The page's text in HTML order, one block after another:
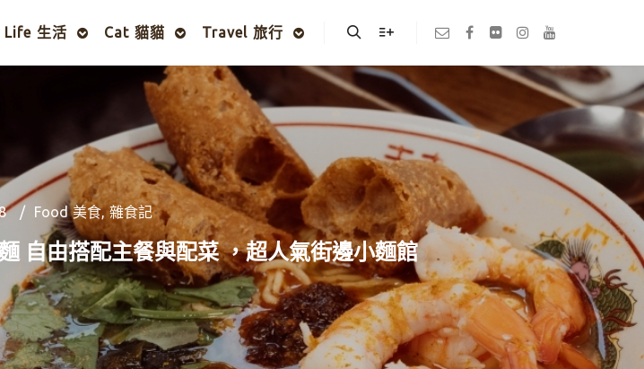
Life 生活 Cat 貓貓 Travel 旅行
Food 美食,雜食記
自由搭配主餐與配菜 ，超人氣街邊小麵館